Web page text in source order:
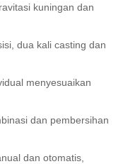
kuningan dan
dua kali casting dan
menyesuaikan
dan pembersihan
dan otomatis,